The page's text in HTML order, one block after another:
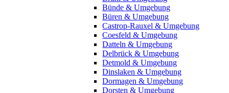
Bünde & Umgebung
Büren & Umgebung
Castrop-Rauxel & Umgebung
Coesfeld & Umgebung
Datteln & Umgebung
Delbrück & Umgebung
Detmold & Umgebung
Dinslaken & Umgebung
Dormagen & Umgebung
Dorsten & Umgebung